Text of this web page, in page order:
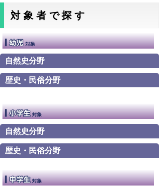
対象者で探す
自然史分野
歴史・民俗分野
自然史分野
歴史・民俗分野